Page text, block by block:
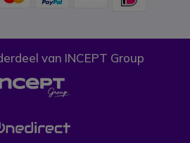
van INCEPT Group